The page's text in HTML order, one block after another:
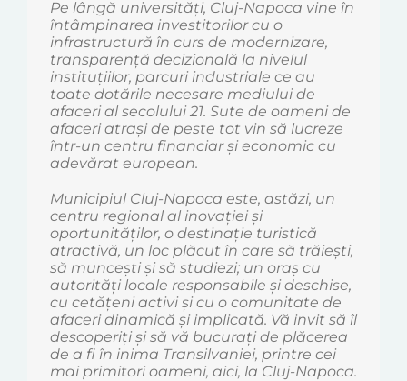
Pe lângă universităţi, Cluj-Napoca vine în
întâmpinarea investitorilor cu o
infrastructură în curs de modernizare,
transparenţă decizională la nivelul
instituţiilor, parcuri industriale ce au
toate dotările necesare mediului de
afaceri al secolului 21. Sute de oameni de
afaceri atraşi de peste tot vin să lucreze
într-un centru financiar şi economic cu
adevărat european.
Municipiul Cluj-Napoca este, astăzi, un
centru regional al inovaţiei şi
oportunităţilor, o destinaţie turistică
atractivă, un loc plăcut în care să trăieşti,
să munceşti şi să studiezi; un oraş cu
autorităţi locale responsabile şi deschise,
cu cetăţeni activi şi cu o comunitate de
afaceri dinamică şi implicată. Vă invit să îl
descoperiţi şi să vă bucuraţi de plăcerea
de a fi în inima Transilvaniei, printre cei
mai primitori oameni, aici, la Cluj-Napoca.